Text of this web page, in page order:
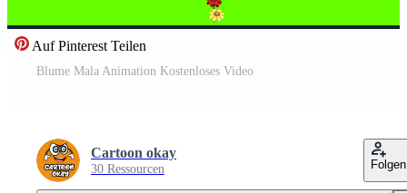
Auf Pinterest Teilen
Blume Mala Animation Kostenloses Video
Cartoon okay
30 Ressourcen Folgen